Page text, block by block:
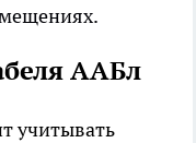
ААБл
учитывать